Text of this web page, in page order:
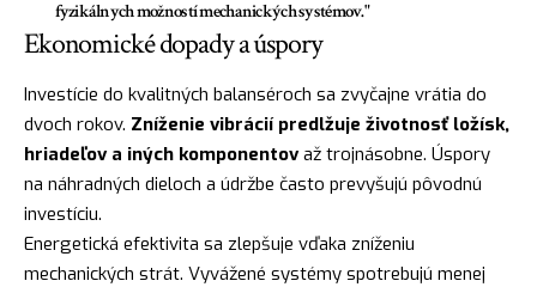
fyzikálnych možností mechanických systémov."
Ekonomické dopady a úspory
Investície do kvalitných balanséroch sa zvyčajne vrátia do
dvoch rokov. Zníženie vibrácií predlžuje životnosť ložísk,
hriadeľov a iných komponentovaž trojnásobne. Úspory
na náhradných dieloch a údržbe často prevyšujú pôvodnú
investíciu.
Energetická efektivita sa zlepšuje vďaka zníženiu
mechanických strát. Vyvážené systémy spotrebujú menej